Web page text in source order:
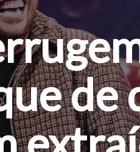
de